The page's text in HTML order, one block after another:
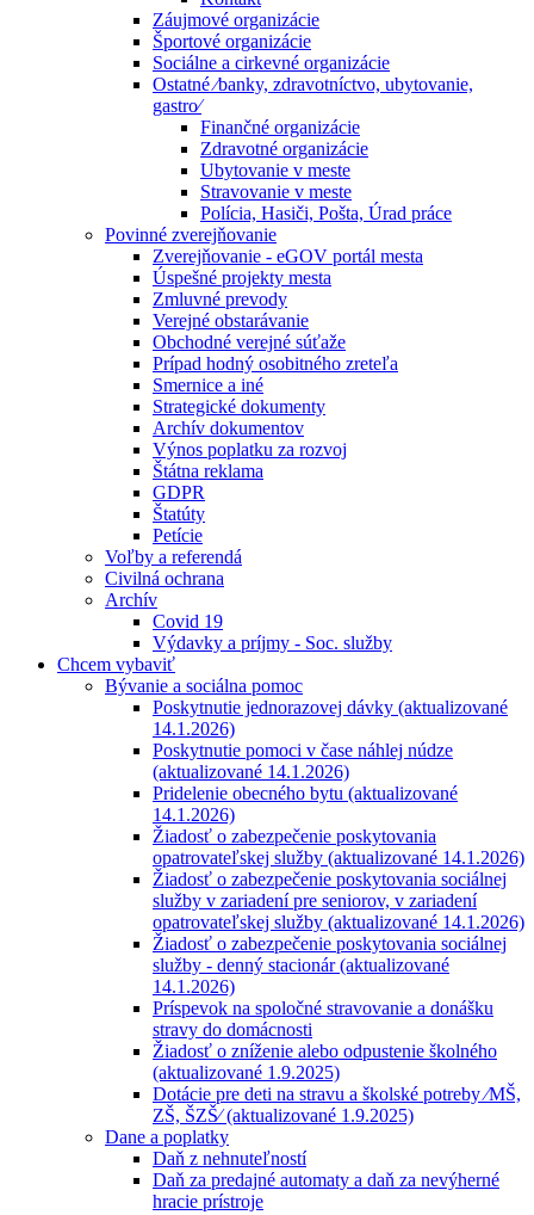
Záujmové organizácie
Športové organizácie
Sociálne a cirkevné organizácie
Ostatné ⁄banky, zdravotníctvo, ubytovanie,
gastro⁄
Finančné organizácie
Zdravotné organizácie
Ubytovanie v meste
Stravovanie v meste
Polícia, Hasiči, Pošta, Úrad práce
Povinné zverejňovanie
Zverejňovanie - eGOV portál mesta
Úspešné projekty mesta
Zmluvné prevody
Verejné obstarávanie
Obchodné verejné súťaže
Prípad hodný osobitného zreteľa
Smernice a iné
Strategické dokumenty
Archív dokumentov
Výnos poplatku za rozvoj
Štátna reklama
GDPR
Štatúty
Petície
Voľby a referendá
Civilná ochrana
Archív
Covid 19
Výdavky a príjmy - Soc. služby
Chcem vybaviť
Bývanie a sociálna pomoc
Poskytnutie jednorazovej dávky (aktualizované
14.1.2026)
Poskytnutie pomoci v čase náhlej núdze
(aktualizované 14.1.2026)
Pridelenie obecného bytu (aktualizované
14.1.2026)
Žiadosť o zabezpečenie poskytovania
opatrovateľskej služby (aktualizované 14.1.2026)
Žiadosť o zabezpečenie poskytovania sociálnej
služby v zariadení pre seniorov, v zariadení
opatrovateľskej služby (aktualizované 14.1.2026)
Žiadosť o zabezpečenie poskytovania sociálnej
služby - denný stacionár (aktualizované
14.1.2026)
Príspevok na spoločné stravovanie a donášku
stravy do domácnosti
Žiadosť o zníženie alebo odpustenie školného
(aktualizované 1.9.2025)
Dotácie pre deti na stravu a školské potreby ⁄MŠ,
ZŠ, ŠZŠ⁄ (aktualizované 1.9.2025)
Dane a poplatky
Daň z nehnuteľností
Daň za predajné automaty a daň za nevýherné
hracie prístroje